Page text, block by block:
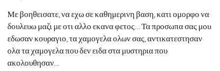
Με βοηθεισατε, να εχω σε καθημερινη βαση, κατι ομορφο να
δουλευω μαζι με οτι αλλο εκανα φετος… Τα προσωπα σας μου
εδωσαν κουραγιο, τα χαμογελα ολων σας, αντικατεστησαν
ολα τα χαμογελα που δεν ειδα στα μυστηρια που
ακολουθησαν…